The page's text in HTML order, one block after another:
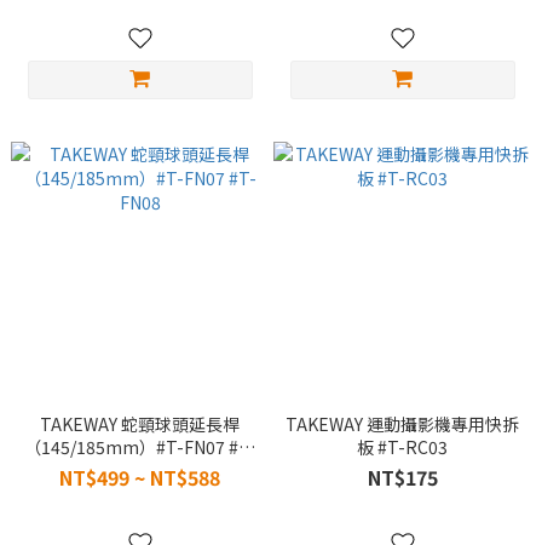
TAKEWAY 蛇頸球頭延長桿
（145/185mm）#T-FN07 #T-
FN08
NT$499 ~ NT$588
TAKEWAY 運動攝影機專用快拆
板 #T-RC03
NT$175